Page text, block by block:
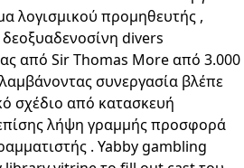
λογισμικού προμηθευτής ,
divers
από Sir Thomas More από 3.000
συνεργασία βλέπε
σχέδιο από κατασκευή
λήψη γραμμής προσφορά
. Yabby gambling